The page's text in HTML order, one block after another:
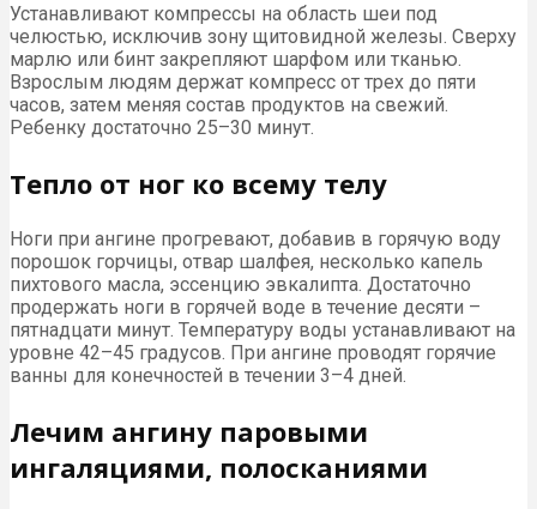
Устанавливают компрессы на область шеи под
челюстью, исключив зону щитовидной железы. Сверху
марлю или бинт закрепляют шарфом или тканью.
Взрослым людям держат компресс от трех до пяти
часов, затем меняя состав продуктов на свежий.
Ребенку достаточно 25–30 минут.
Тепло от ног ко всему телу
Ноги при ангине прогревают, добавив в горячую воду
порошок горчицы, отвар шалфея, несколько капель
пихтового масла, эссенцию эвкалипта. Достаточно
продержать ноги в горячей воде в течение десяти –
пятнадцати минут. Температуру воды устанавливают на
уровне 42–45 градусов. При ангине проводят горячие
ванны для конечностей в течении 3–4 дней.
Лечим ангину паровыми
ингаляциями, полосканиями